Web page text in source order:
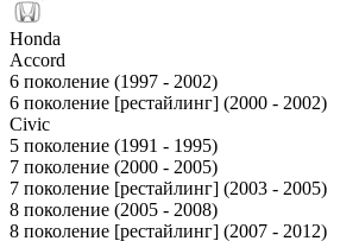
Honda
Accord
6 поколение (1997 - 2002)
6 поколение [рестайлинг] (2000 - 2002)
Civic
5 поколение (1991 - 1995)
7 поколение (2000 - 2005)
7 поколение [рестайлинг] (2003 - 2005)
8 поколение (2005 - 2008)
8 поколение [рестайлинг] (2007 - 2012)